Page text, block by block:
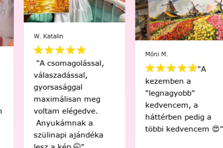
W. Katalin
"A csomagolással,
válaszadással,
gyorsasággal
maximálisan meg
voltam elégedve.
Anyukámnak a
szülinapi ajándéka
Móni M.
"A
kezemben a
"legnagyobb"
kedvencem, a
háttérben pedig a
többi kedvencem 😍"